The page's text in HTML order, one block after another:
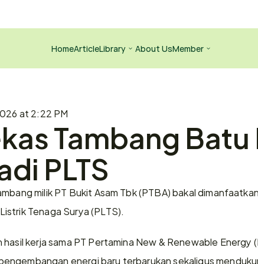
HomeArticleLibrary About UsMember
at 2:22 PMTambang Batu
PLTS
milik PT Bukit Asam Tbk (PTBA) bakal
Tenaga Surya (PLTS).
kerja sama PT Pertamina New & Renewable Energy
energi baru terbarukan sekaligus